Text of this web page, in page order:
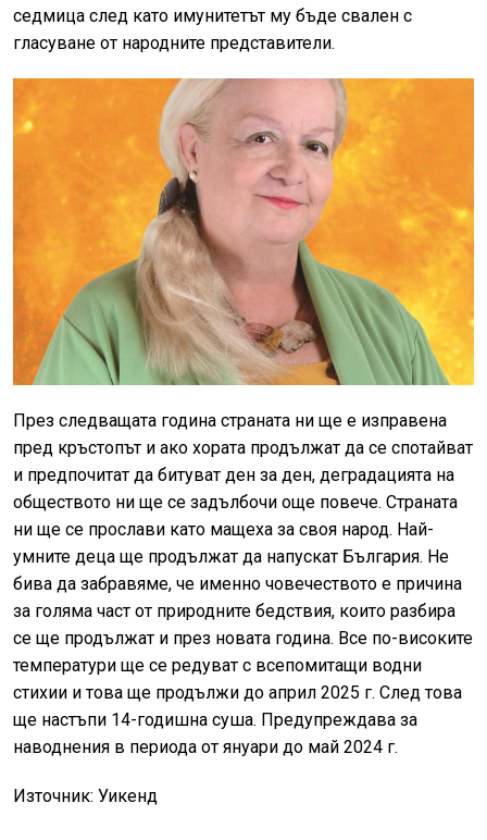
седмица след като имунитетът му бъде свален с
гласуване от народните представители.
През следващата година страната ни ще е изправена
пред кръстопът и ако хората продължат да се спотайват
и предпочитат да битуват ден за ден, деградацията на
обществото ни ще се задълбочи още повече. Страната
ни ще се прослави като мащеха за своя народ. Най-
умните деца ще продължат да напускат България. Не
бива да забравяме, че именно човечеството е причина
за голяма част от природните бедствия, които разбира
се ще продължат и през новата година. Все по-високите
температури ще се редуват с всепомитащи водни
стихии и това ще продължи до април 2025 г. След това
ще настъпи 14-годишна суша. Предупреждава за
наводнения в периода от януари до май 2024 г.
Източник: Уикенд